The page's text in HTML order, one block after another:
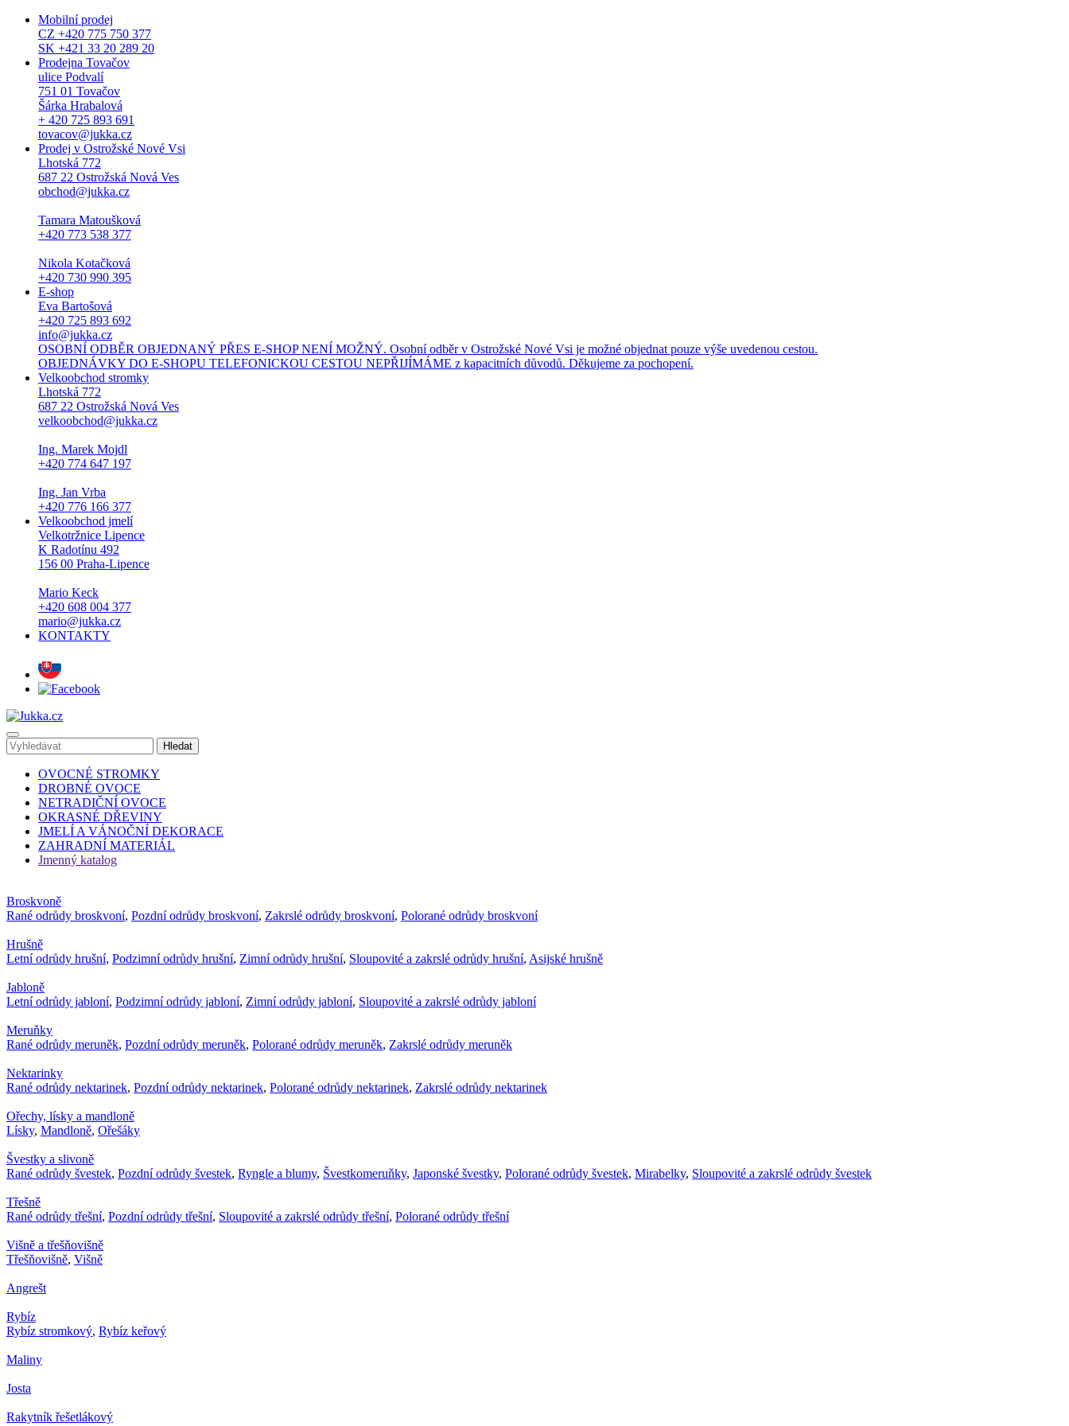
Mobilní prodej
CZ +420 775 750 377
SK +421 33 20 289 20
Prodejna Tovačov
ulice Podvalí
751 01 Tovačov
Šárka Hrabalová
+ 420 725 893 691
tovacov@jukka.cz
Prodej v Ostrožské Nové Vsi
Lhotská 772
687 22 Ostrožská Nová Ves
obchod@jukka.cz
Tamara Matoušková
+420 773 538 377
Nikola Kotačková
+420 730 990 395
E-shop
Eva Bartošová
+420 725 893 692
info@jukka.cz
OSOBNÍ ODBĚR OBJEDNANÝ PŘES E-SHOP NENÍ MOŽNÝ. Osobní odběr v Ostrožské Nové Vsi je možné objednat pouze výše uvedenou cestou.
OBJEDNÁVKY DO E-SHOPU TELEFONICKOU CESTOU NEPŘIJÍMÁME z kapacitních důvodů. Děkujeme za pochopení.
Velkoobchod stromky
Lhotská 772
687 22 Ostrožská Nová Ves
velkoobchod@jukka.cz
Ing. Marek Mojdl
+420 774 647 197
Ing. Jan Vrba
+420 776 166 377
Velkoobchod jmelí
Velkotržnice Lipence
K Radotínu 492
156 00 Praha-Lipence
Mario Keck
+420 608 004 377
mario@jukka.cz
KONTAKTY
OVOCNÉ STROMKY
DROBNÉ OVOCE
NETRADIČNÍ OVOCE
OKRASNÉ DŘEVINY
JMELÍ A VÁNOČNÍ DEKORACE
ZAHRADNÍ MATERIÁL
Jmenný katalog
Broskvoně
Rané odrůdy broskvoní, Pozdní odrůdy broskvoní, Zakrslé odrůdy broskvoní, Polorané odrůdy broskvoní
Hrušně
Letní odrůdy hrušní, Podzimní odrůdy hrušní, Zimní odrůdy hrušní, Sloupovité a zakrslé odrůdy hrušní, Asijské hrušně
Jabloně
Letní odrůdy jabloní, Podzimní odrůdy jabloní, Zimní odrůdy jabloní, Sloupovité a zakrslé odrůdy jabloní
Meruňky
Rané odrůdy meruněk, Pozdní odrůdy meruněk, Polorané odrůdy meruněk, Zakrslé odrůdy meruněk
Nektarinky
Rané odrůdy nektarinek, Pozdní odrůdy nektarinek, Polorané odrůdy nektarinek, Zakrslé odrůdy nektarinek
Ořechy, lísky a mandloně
Lísky, Mandloně, Ořešáky
Švestky a slivoně
Rané odrůdy švestek, Pozdní odrůdy švestek, Ryngle a blumy, Švestkomeruňky, Japonské švestky, Polorané odrůdy švestek, Mirabelky, Sloupovité a zakrslé odrůdy švestek
Třešně
Rané odrůdy třešní, Pozdní odrůdy třešní, Sloupovité a zakrslé odrůdy třešní, Polorané odrůdy třešní
Višně a třešňovišně
Třešňovišně, Višně
Angrešt
Rybíz
Rybíz stromkový, Rybíz keřový
Maliny
Josta
Rakytník řešetlákový